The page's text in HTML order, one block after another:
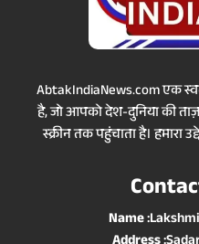
AbtakIndiaNews.com एक
है, जो आपको देश-दुनिया की
स्क्रीन तक पहुंचाता है। हमारा
Name